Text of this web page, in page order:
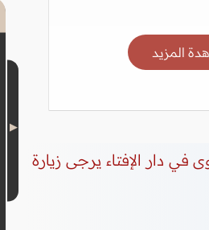
المزيد
في دار الإفتاء يرجى زيارة